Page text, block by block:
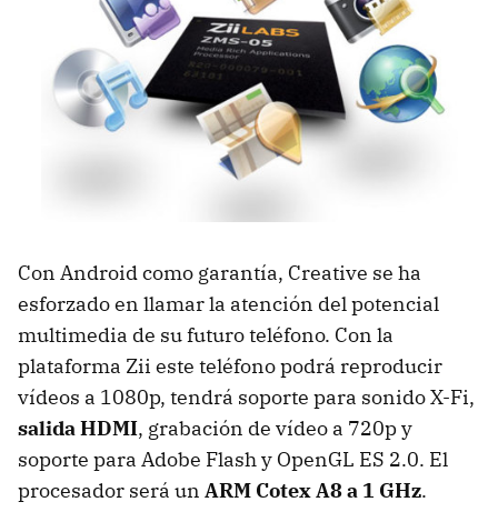
Con Android como garantía, Creative se ha
esforzado en llamar la atención del potencial
multimedia de su futuro teléfono. Con la
plataforma Zii este teléfono podrá reproducir
vídeos a 1080p, tendrá soporte para sonido X-Fi,
salida HDMI, grabación de vídeo a 720p y
soporte para Adobe Flash y OpenGL ES 2.0. El
procesador será un ARM Cotex A8 a 1 GHz.